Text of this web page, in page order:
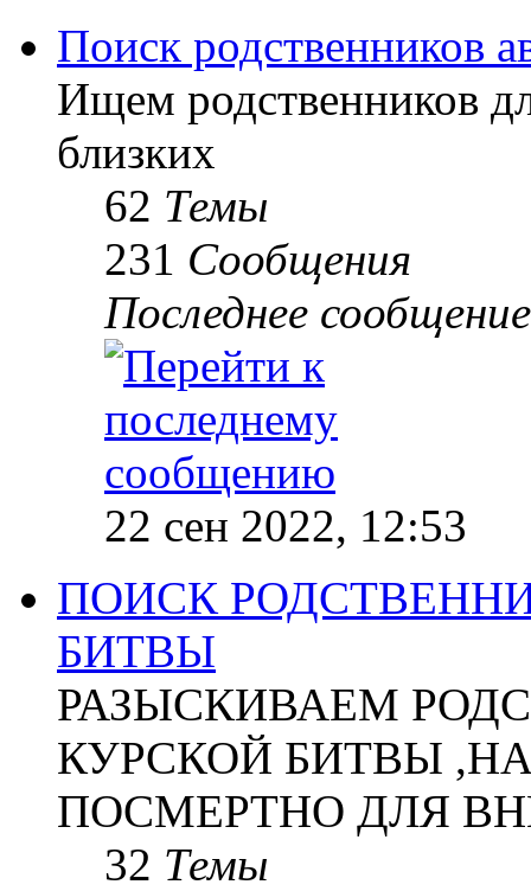
Поиск родственников
Ищем родственников
близких
62 Темы
231 Сообщения
Последнее сообщение
22 сен 2022, 12:53
ПОИСК
БИТВЫ
РАЗЫСКИВАЕМ
КУРСКОЙ БИТВЫ
ПОСМЕРТНО ДЛЯ
32 Темы